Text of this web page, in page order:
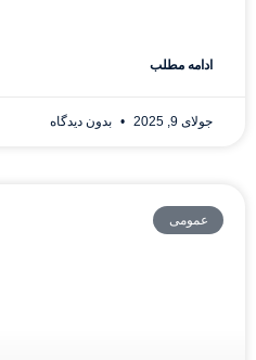
ادامه مطلب
جولای 9, 2025 بدون دیدگاه
عمومی